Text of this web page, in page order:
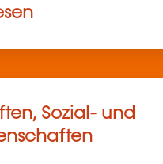
Sozial- und